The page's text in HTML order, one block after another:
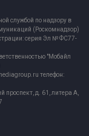
службой по надзору в
(Роскомнадзор)
серия Эл № ФС77-
"Мобайл
телефон:
проспект, д. 61, литера А,